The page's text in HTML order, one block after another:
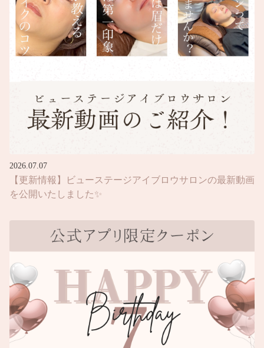
2026.07.07
【更新情報】ビューステージアイブロウサロンの最新動画
を公開いたしました✨